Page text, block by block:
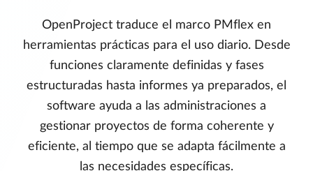
OpenProject traduce el marco PMflex en
herramientas prácticas para el uso diario. Desde
funciones claramente definidas y fases
estructuradas hasta informes ya preparados, el
software ayuda a las administraciones a
gestionar proyectos de forma coherente y
eficiente, al tiempo que se adapta fácilmente a
las necesidades específicas.